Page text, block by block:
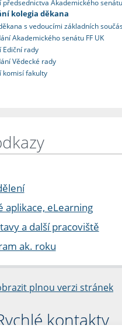
kolegia děkana
s vedoucími základních
Akademického senátu FF UK
Ediční rady
Vědecké rady
komisí fakulty
aplikace, eLearning
a další pracoviště
ak. roku
plnou verzi stránek
kontakty